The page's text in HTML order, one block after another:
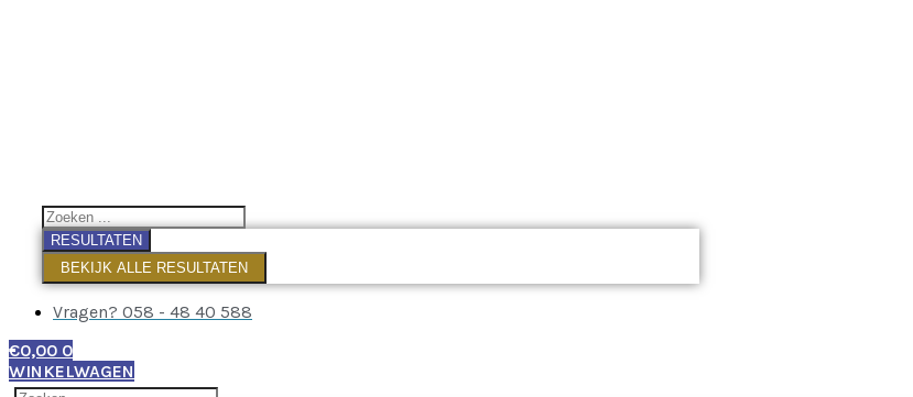
RESULTATEN
BEKIJK ALLE RESULTATEN
Vragen? 058 - 48 40 588
€0,00 0
WINKELWAGEN